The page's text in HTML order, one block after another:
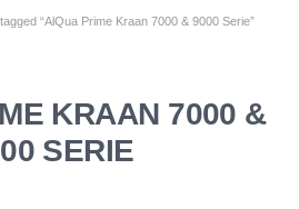
“AlQua Prime Kraan 7000 & 9000 Serie”
KRAAN 7000 &
SERIE